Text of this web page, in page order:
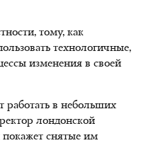
тому, как
технологичные,
изменения в своей
работать в небольших
лондонской
покажет снятые им